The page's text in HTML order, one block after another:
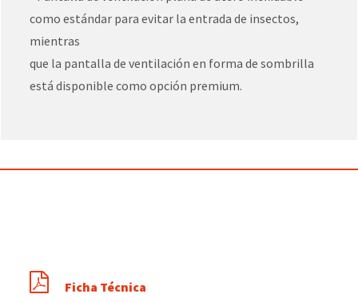
como estándar para evitar la entrada de insectos,
mientras
que la pantalla de ventilación en forma de sombrilla
está disponible como opción premium.
Ficha Técnica